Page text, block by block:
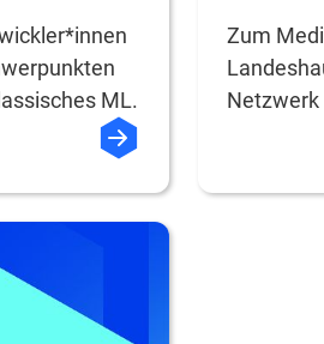
ML.
Zum